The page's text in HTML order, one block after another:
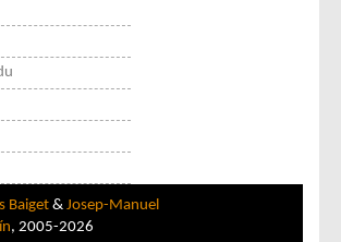
Baiget & Josep-Manuel
, 2005-2026